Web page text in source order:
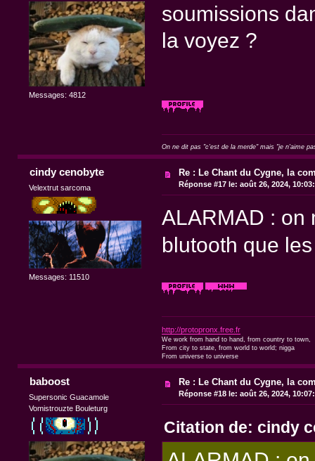
Messages: 4812
soumissions
la voyez ?
On ne dit pas "c'est de la merde" mais "je n'aime
cindy cenobyte
Velextrut sarcoma
Messages: 11510
Re : Le Chant du Cygne, la
Réponse #17 le: août 26, 2024,
ALARMAD : on
blutooth que
http://protopronx.free.fr
We work from hand to hand, from country to town,
From city to state, from world to world; nigga
From universe to universe
baboost
Supersonic Guacamole
Vomistrouzte Bouleturg
Re : Le Chant du Cygne, la
Réponse #18 le: août 26, 2024,
Citation de: cindy